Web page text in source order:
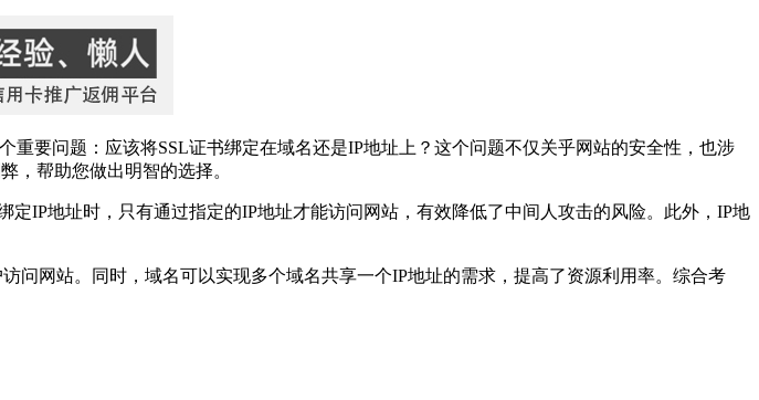
要问题：应该将SSL证书绑定在域名还是IP地址上？这个问题不仅关乎网站的安全性，也涉
，帮助您做出明智的选择。
IP地址时，只有通过指定的IP地址才能访问网站，有效降低了中间人攻击的风险。此外，IP地
问网站。同时，域名可以实现多个域名共享一个IP地址的需求，提高了资源利用率。综合考